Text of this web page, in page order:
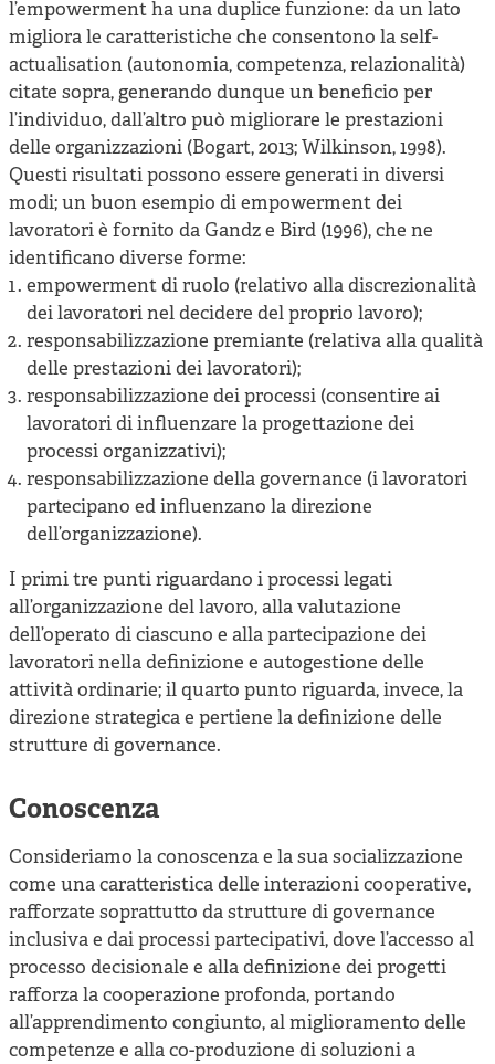
l’empowerment ha una duplice funzione: da un lato
migliora le caratteristiche che consentono la self-
actualisation (autonomia, competenza, relazionalità)
citate sopra, generando dunque un beneficio per
l’individuo, dall’altro può migliorare le prestazioni
delle organizzazioni (Bogart, 2013; Wilkinson, 1998).
Questi risultati possono essere generati in diversi
modi; un buon esempio di empowerment dei
lavoratori è fornito da Gandz e Bird (1996), che ne
identificano diverse forme:
empowerment di ruolo (relativo alla discrezionalità
dei lavoratori nel decidere del proprio lavoro);
responsabilizzazione premiante (relativa alla qualità
delle prestazioni dei lavoratori);
responsabilizzazione dei processi (consentire ai
lavoratori di influenzare la progettazione dei
processi organizzativi);
responsabilizzazione della governance (i lavoratori
partecipano ed influenzano la direzione
dell’organizzazione).
I primi tre punti riguardano i processi legati
all’organizzazione del lavoro, alla valutazione
dell’operato di ciascuno e alla partecipazione dei
lavoratori nella definizione e autogestione delle
attività ordinarie; il quarto punto riguarda, invece, la
direzione strategica e pertiene la definizione delle
strutture di governance.
Conoscenza
Consideriamo la conoscenza e la sua socializzazione
come una caratteristica delle interazioni cooperative,
rafforzate soprattutto da strutture di governance
inclusiva e dai processi partecipativi, dove l’accesso al
processo decisionale e alla definizione dei progetti
rafforza la cooperazione profonda, portando
all’apprendimento congiunto, al miglioramento delle
competenze e alla co-produzione di soluzioni a